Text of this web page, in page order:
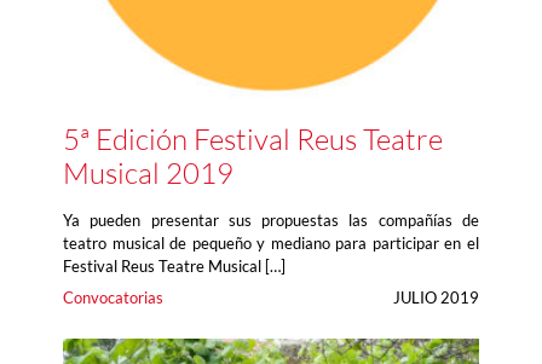
5ª Edición Festival Reus Teatre
Musical 2019
Ya pueden presentar sus propuestas las compañías de
teatro musical de pequeño y mediano para participar en el
Festival Reus Teatre Musical […]
Convocatorias
JULIO 2019